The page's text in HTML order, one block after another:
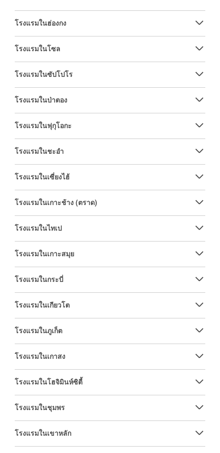
โรงแรมในฮ่องกง
โรงแรมในโซล
โรงแรมในซัปโปโร
โรงแรมในป่าตอง
โรงแรมในฟุกุโอกะ
โรงแรมในชะอำ
โรงแรมในเซี่ยงไฮ้
โรงแรมในเกาะช้าง (ตราด)
โรงแรมในไทเป
โรงแรมในเกาะสมุย
โรงแรมในกระบี่
โรงแรมในเกียวโต
โรงแรมในภูเก็ต
โรงแรมในเกาสง
โรงแรมในโฮจิมินห์ซิตี้
โรงแรมในชุมพร
โรงแรมในเขาหลัก